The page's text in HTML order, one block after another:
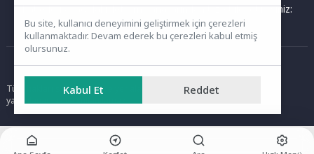
haberleri aşağıdaki iletişim kanallarından bize bildirebilirsiniz:
Ana Sayfa
Tüm hakları saklıdır. Sitede yer alan içerikler izinsiz kopyalanamaz,
yayımlanamaz ve kullanılamaz.
Bu site, kullanıcı deneyimini geliştirmek için çerezleri
kullanmaktadır. Devam ederek bu çerezleri kabul etmiş
olursunuz.
Kabul Et Reddet